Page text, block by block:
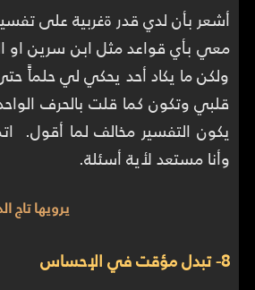
أشعر بأن لدي قدر ةغربية على
معي بأي قواعد مثل ابن سرين او
ولكن ما يكاد أحد يحكي لي حلماًً
قلبي وتكون كما قلت بالحرف
يكون التفسير مخالف لما أقول.
وأنا مستعد لأية أسئلة.
يرويها تاج الدين (
8- تبدل مؤقت في الإحساس